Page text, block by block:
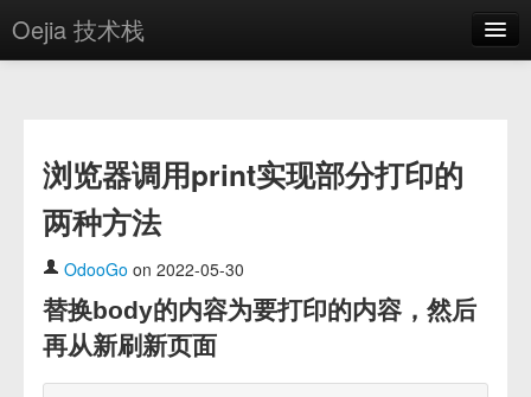
Oejia 技术栈
方案
OE学院
分享
关于
编辑器
浏览器调用print实现部分打印的
两种方法
OdooGo on 2022-05-30
替换body的内容为要打印的内容，然后
再从新刷新页面